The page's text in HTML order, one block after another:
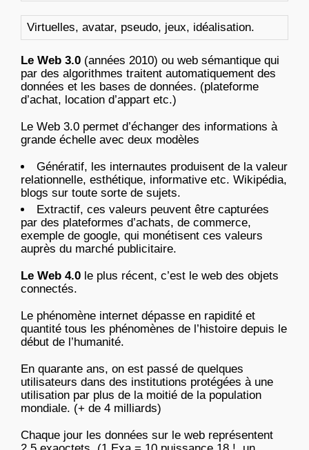
Virtuelles, avatar, pseudo, jeux, idéalisation.
Le Web 3.0 (années 2010) ou web sémantique qui
par des algorithmes traitent automatiquement des
données et les bases de données. (plateforme
d’achat, location d’appart etc.)
Le Web 3.0 permet d’échanger des informations à
grande échelle avec deux modèles
Génératif, les internautes produisent de la valeur
relationnelle, esthétique, informative etc. Wikipédia,
blogs sur toute sorte de sujets.
Extractif, ces valeurs peuvent être capturées
par des plateformes d’achats, de commerce,
exemple de google, qui monétisent ces valeurs
auprès du marché publicitaire.
Le Web 4.0 le plus récent, c’est le web des objets
connectés.
Le phénomène internet dépasse en rapidité et
quantité tous les phénomènes de l’histoire depuis le
début de l’humanité.
En quarante ans, on est passé de quelques
utilisateurs dans des institutions protégées à une
utilisation par plus de la moitié de la population
mondiale. (+ de 4 milliards)
Chaque jour les données sur le web représentent